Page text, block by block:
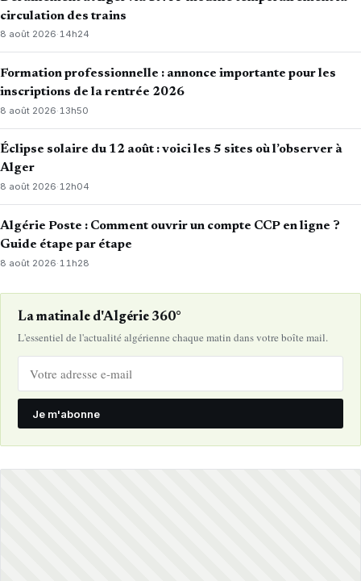
circulation des trains
8 août 2026·14h24
Formation professionnelle : annonce importante pour les
inscriptions de la rentrée 2026
8 août 2026·13h50
Éclipse solaire du 12 août : voici les 5 sites où l’observer à
Alger
8 août 2026·12h04
Algérie Poste : Comment ouvrir un compte CCP en ligne ?
Guide étape par étape
8 août 2026· 11h28
La matinale d'Algérie 360°
L'essentiel de l'actualité algérienne chaque matin dans votre boîte mail.
Je m'abonne